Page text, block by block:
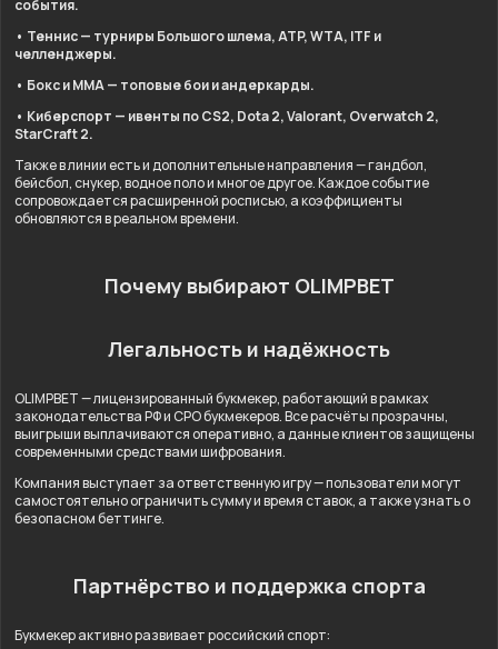
события.
• Теннис — турниры Большого шлема, ATP, WTA, ITF и
челленджеры.
• Бокс и ММА — топовые бои и андеркарды.
• Киберспорт — ивенты по CS2, Dota 2, Valorant, Overwatch 2,
StarCraft 2.
Также в линии есть и дополнительные направления — гандбол,
бейсбол, снукер, водное поло и многое другое. Каждое событие
сопровождается расширенной росписью, а коэффициенты
обновляются в реальном времени.
Почему выбирают OLIMPBET
Легальность и надёжность
OLIMPBET — лицензированный букмекер, работающий в рамках
законодательства РФ и СРО букмекеров. Все расчёты прозрачны,
выигрыши выплачиваются оперативно, а данные клиентов защищены
современными средствами шифрования.
Компания выступает за ответственную игру — пользователи могут
самостоятельно ограничить сумму и время ставок, а также узнать о
безопасном беттинге.
Партнёрство и поддержка спорта
Букмекер активно развивает российский спорт: